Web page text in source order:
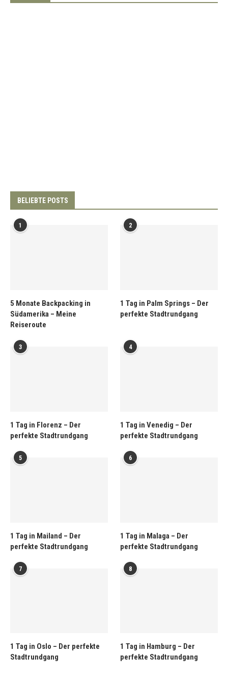
BELIEBTE POSTS
1
5 Monate Backpacking in
Südamerika – Meine
Reiseroute
2
1 Tag in Palm Springs – Der
perfekte Stadtrundgang
3
1 Tag in Florenz – Der
perfekte Stadtrundgang
4
1 Tag in Venedig – Der
perfekte Stadtrundgang
5
1 Tag in Mailand – Der
perfekte Stadtrundgang
6
1 Tag in Malaga – Der
perfekte Stadtrundgang
7
1 Tag in Oslo – Der perfekte
Stadtrundgang
8
1 Tag in Hamburg – Der
perfekte Stadtrundgang